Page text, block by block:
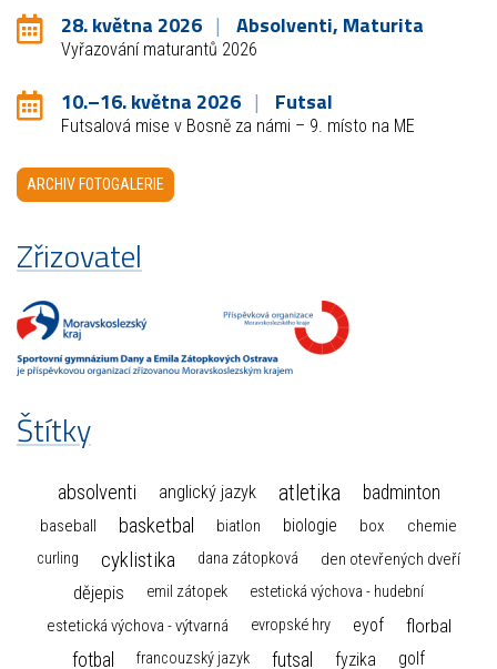
28. května 2026 Absolventi, Maturita
Vyřazování maturantů 2026
10.–16. května 2026 Futsal
Futsalová mise v Bosně za námi – 9. místo na ME
ARCHIV FOTOGALERIE
Zřizovatel
Štítky
absolventi anglický jazyk atletika badminton
baseball basketbal biatlon biologie box chemie
curling cyklistika dana zátopková den otevřených dveří
dějepis emil zátopek estetická výchova - hudební
estetická výchova - výtvarná evropské hry eyof florbal
fotbal francouzský jazyk futsal fyzika golf